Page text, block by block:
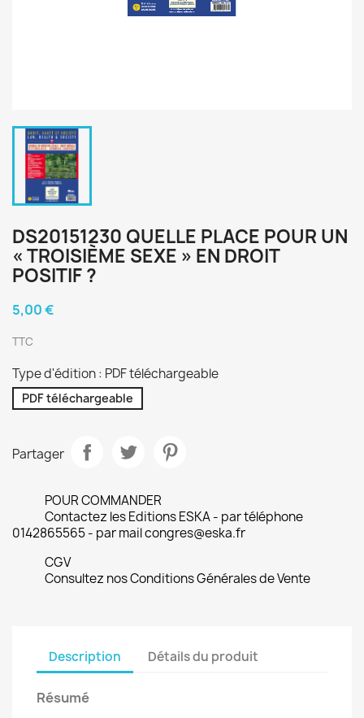
DS20151230 QUELLE PLACE POUR UN
« TROISIÈME SEXE » EN DROIT
POSITIF ?
5,00 €
TTC
Type d'édition : PDF téléchargeable
PDF téléchargeable
Partager
POUR COMMANDER
Contactez les Editions ESKA - par téléphone
0142865565 - par mail congres@eska.fr
CGV
Consultez nos Conditions Générales de Vente
Description Détails du produit
Résumé